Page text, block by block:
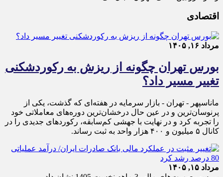
اقتصادی
مرداد ۱۶, ۱۴۰۵
بورس تهران چگونه از ریزش به رکوردشکنی
تغییر مسیر داد؟
ماناسپهر - تهران - بازار سرمایه در هفته‌ای که گذشت، یکی از
پرنوسان‌ترین و در عین حال درخشان‌ترین دوره‌های معاملاتی خود
را تجربه کرد و در نهایت با جهشی کم‌سابقه، رکوردهای جدیدی را در
کانال ۵ میلیون و ۴۰۰ هزار واحد به ثبت رساند.
مرداد ۱۵, ۱۴۰۵